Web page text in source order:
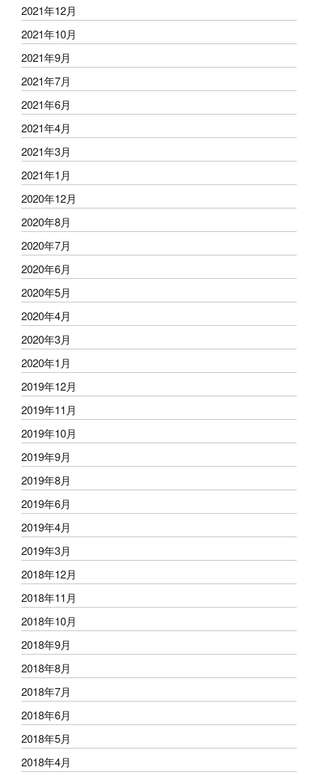
2021年12月
2021年10月
2021年9月
2021年7月
2021年6月
2021年4月
2021年3月
2021年1月
2020年12月
2020年8月
2020年7月
2020年6月
2020年5月
2020年4月
2020年3月
2020年1月
2019年12月
2019年11月
2019年10月
2019年9月
2019年8月
2019年6月
2019年4月
2019年3月
2018年12月
2018年11月
2018年10月
2018年9月
2018年8月
2018年7月
2018年6月
2018年5月
2018年4月